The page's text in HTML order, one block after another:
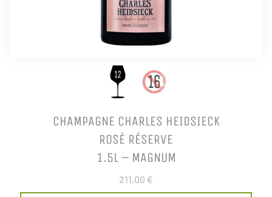
CHAMPAGNE CHARLES HEIDSIECK
ROSÉ RÉSERVE
1.5L – MAGNUM
211,00 €